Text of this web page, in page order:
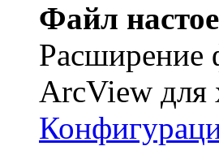
Файл
Расширение
ArcView для